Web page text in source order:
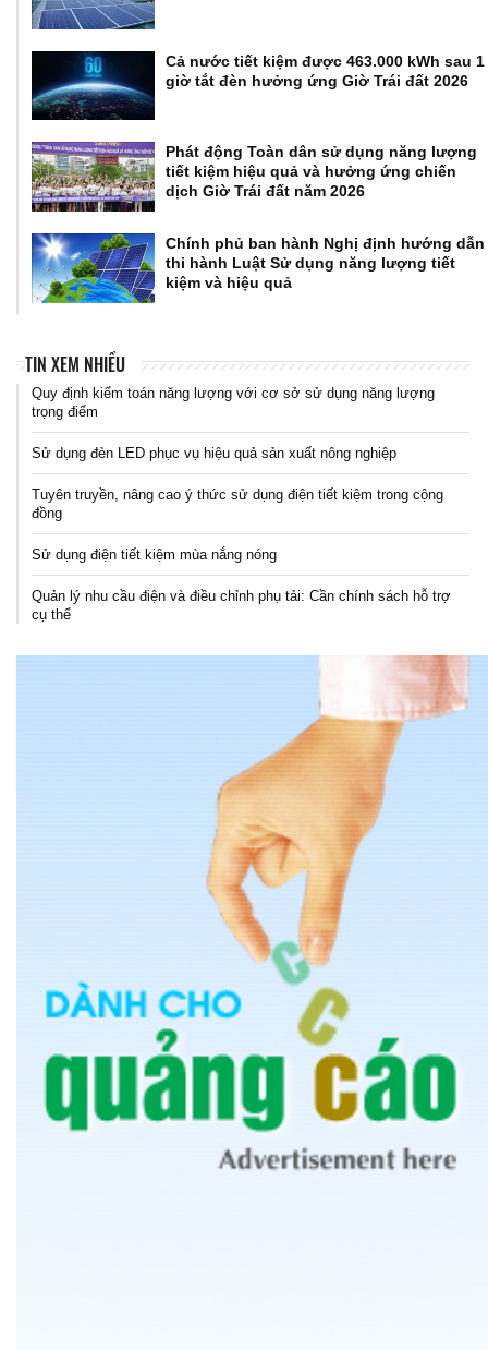
Cả nước tiết kiệm được 463.000 kWh sau 1
giờ tắt đèn hưởng ứng Giờ Trái đất 2026
Phát động Toàn dân sử dụng năng lượng
tiết kiệm hiệu quả và hưởng ứng chiến
dịch Giờ Trái đất năm 2026
Chính phủ ban hành Nghị định hướng dẫn
thi hành Luật Sử dụng năng lượng tiết
kiệm và hiệu quả
TIN XEM NHIỀU
Quy định kiểm toán năng lượng với cơ sở sử dụng năng lượng
trọng điểm
Sử dụng đèn LED phục vụ hiệu quả sản xuất nông nghiệp
Tuyên truyền, nâng cao ý thức sử dụng điện tiết kiệm trong cộng
đồng
Sử dụng điện tiết kiệm mùa nắng nóng
Quản lý nhu cầu điện và điều chỉnh phụ tải: Cần chính sách hỗ trợ
cụ thể